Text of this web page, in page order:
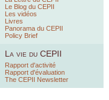
Le Blog du CEPII
Les vidéos
Livres
Panorama du CEPII
Policy Brief
La vie du CEPII
Rapport d'activité
Rapport d'évaluation
The CEPII Newsletter